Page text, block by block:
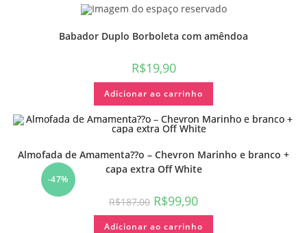
Babador Duplo Borboleta com amêndoa
R$19,90
Adicionar ao carrinho
-47%
Almofada de Amamenta??o – Chevron Marinho e branco +
capa extra Off White
R$187,00 R$99,90
Adicionar ao carrinho